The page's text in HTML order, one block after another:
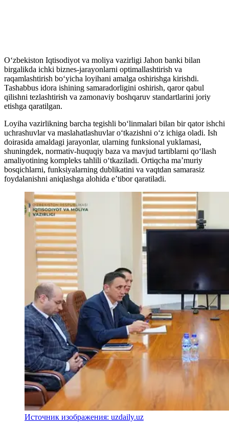
Oʻzbekiston Iqtisodiyot va moliya vazirligi Jahon banki bilan
birgalikda ichki biznes-jarayonlarni optimallashtirish va
raqamlashtirish boʻyicha loyihani amalga oshirishga kirishdi.
Tashabbus idora ishining samaradorligini oshirish, qaror qabul
qilishni tezlashtirish va zamonaviy boshqaruv standartlarini joriy
etishga qaratilgan.
Loyiha vazirlikning barcha tegishli boʻlinmalari bilan bir qator ishchi
uchrashuvlar va maslahatlashuvlar oʻtkazishni oʻz ichiga oladi. Ish
doirasida amaldagi jarayonlar, ularning funksional yuklamasi,
shuningdek, normativ-huquqiy baza va mavjud tartiblarni qoʻllash
amaliyotining kompleks tahlili oʻtkaziladi. Ortiqcha maʼmuriy
bosqichlarni, funksiyalarning dublikatini va vaqtdan samarasiz
foydalanishni aniqlashga alohida eʼtibor qaratiladi.
Источник изображения: uzdaily.uz